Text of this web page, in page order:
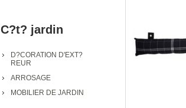
C?t? jardin
D?CORATION D'EXT?
REUR
ARROSAGE
MOBILIER DE JARDIN